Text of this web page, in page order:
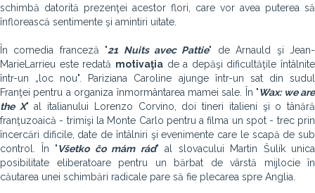
schimbă datorită prezenţei acestor flori, care vor avea puterea să
înflorească sentimente şi amintiri uitate.
În comedia franceză "21 Nuits avec Pattie" de Arnauld şi Jean-
MarieLarrieu este redată motivaţiade a depăşi dificultăţile întâlnite
într-un „loc nou". Pariziana Caroline ajunge într-un sat din sudul
Franţei pentru a organiza înmormântarea mamei sale. În "Wax: we are
the X" al italianului Lorenzo Corvino, doi tineri italieni şi o tânără
franţuzoaică - trimişi la Monte Carlo pentru a filma un spot - trec prin
încercări dificile, date de întâlniri şi evenimente care le scapă de sub
control. În "Všetko čo mám rád" al slovacului Martin Šulík unica
posibilitate eliberatoare pentru un bărbat de vârstă mijlocie în
căutarea unei schimbări radicale pare să fie plecarea spre Anglia.